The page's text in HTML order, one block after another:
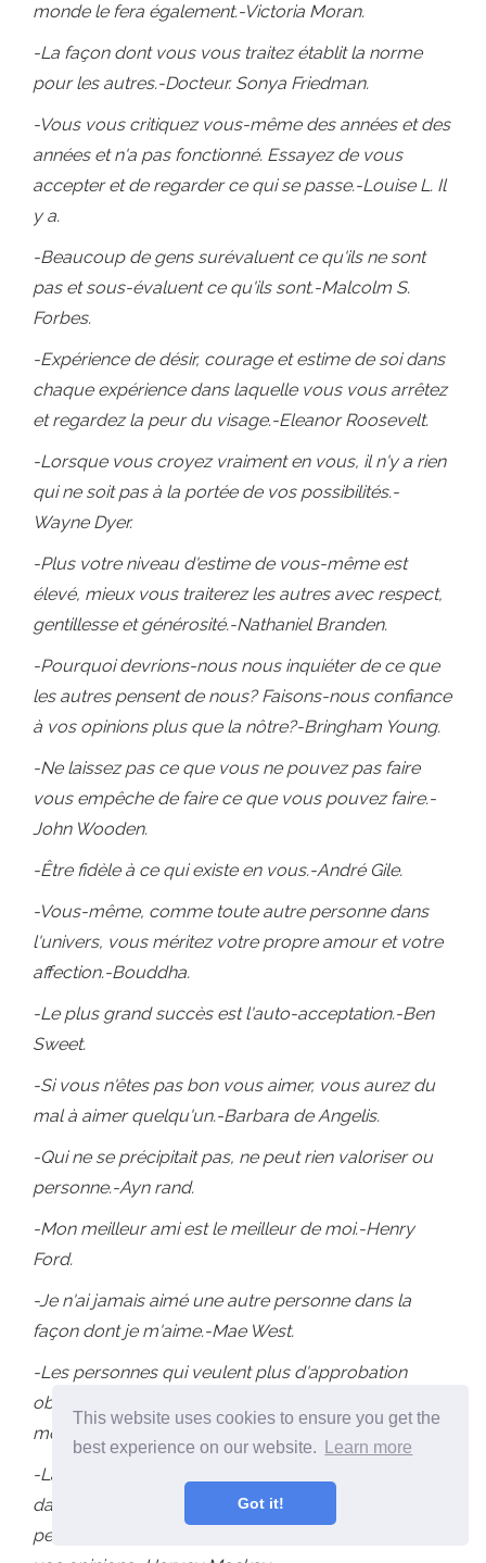
This website uses cookies to ensure you get the
best experience on our website.
Learn more
Got it!
monde le fera également.-Victoria Moran.
-La façon dont vous vous traitez établit la norme
pour les autres.-Docteur. Sonya Friedman.
-Vous vous critiquez vous-même des années et des
années et n'a pas fonctionné. Essayez de vous
accepter et de regarder ce qui se passe.-Louise L. Il
y a.
-Beaucoup de gens surévaluent ce qu'ils ne sont
pas et sous-évaluent ce qu'ils sont.-Malcolm S.
Forbes.
-Expérience de désir, courage et estime de soi dans
chaque expérience dans laquelle vous vous arrêtez
et regardez la peur du visage.-Eleanor Roosevelt.
-Lorsque vous croyez vraiment en vous, il n'y a rien
qui ne soit pas à la portée de vos possibilités.-
Wayne Dyer.
-Plus votre niveau d'estime de vous-même est
élevé, mieux vous traiterez les autres avec respect,
gentillesse et générosité.-Nathaniel Branden.
-Pourquoi devrions-nous nous inquiéter de ce que
les autres pensent de nous? Faisons-nous confiance
à vos opinions plus que la nôtre?-Bringham Young.
-Ne laissez pas ce que vous ne pouvez pas faire
vous empêche de faire ce que vous pouvez faire.-
John Wooden.
-Être fidèle à ce qui existe en vous.-André Gile.
-Vous-même, comme toute autre personne dans
l'univers, vous méritez votre propre amour et votre
affection.-Bouddha.
-Le plus grand succès est l'auto-acceptation.-Ben
Sweet.
-Si vous n'êtes pas bon vous aimer, vous aurez du
mal à aimer quelqu'un.-Barbara de Angelis.
-Qui ne se précipitait pas, ne peut rien valoriser ou
personne.-Ayn rand.
-Mon meilleur ami est le meilleur de moi.-Henry
Ford.
-Je n'ai jamais aimé une autre personne dans la
façon dont je m'aime.-Mae West.
-Les personnes qui veulent plus d'approbation
obtiennent moins et les personnes qui ont besoin de
moins d'approbation obtiennent plus.-Wayne Dyer.
-La plupart des craintes d'être rejetées reposent
dans le désir d'être approuvé par d'autres
personnes. Ne basez pas votre estime de soi dans